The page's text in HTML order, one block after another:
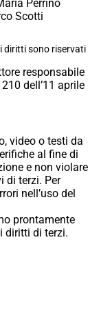
Perrino
Scotti
diritti sono riservati
responsabile
dell’11 aprile
video o testi da
al fine di
e non violare
di terzi. Per
nell’uso del
prontamente
diritti di terzi.